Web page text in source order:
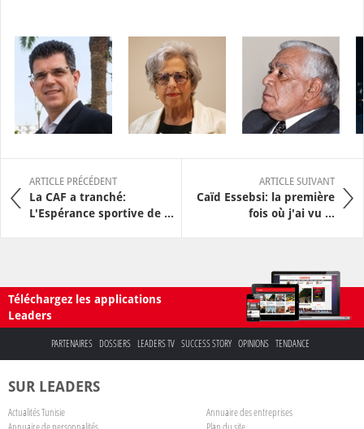
ARTICLE PRÉCÉDENT
La CAF a tranché:
L'Espérance sportive de ...
ARTICLE SUIVANT
Caïd Essebsi: la première
fois où j'ai vu ...
Téléchargez les applications
Leaders
PARTENAIRES DOSSIERS LEADERS TV SUCCESS STORY OPINIONS TENDANCE
SUR LEADERS
Actualités Tunisie
Annuaire des entreprises